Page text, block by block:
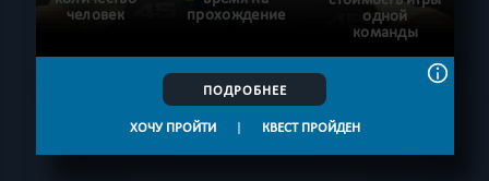
человек
прохождение
одной
команды
ПОДРОБНЕЕ
ХОЧУ ПРОЙТИ | КВЕСТ ПРОЙДЕН